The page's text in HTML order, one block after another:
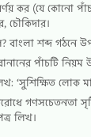
কর (যে কোনো
চৌকিদার।
বাংলা শব্দ গঠনে
পাঁচটি নিয়ম
‘সুশিক্ষিত লোক
গণসচেতনতা
লিখ।